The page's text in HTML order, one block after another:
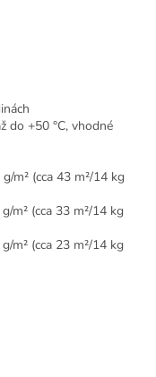
do +50 °C, vhodné
m² (cca 43 m²/14 kg
m² (cca 33 m²/14 kg
m² (cca 23 m²/14 kg